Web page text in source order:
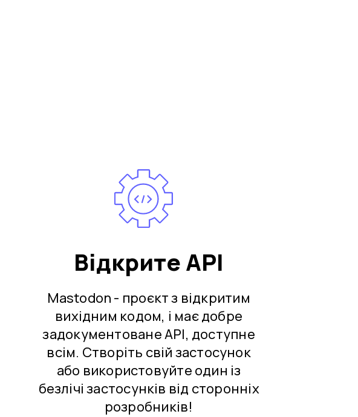
Відкрите API
Mastodon - проєкт з відкритим
вихідним кодом, і має добре
задокументоване API, доступне
всім. Створіть свій застосунок
або використовуйте один із
безлічі застосунків від сторонніх
розробників!